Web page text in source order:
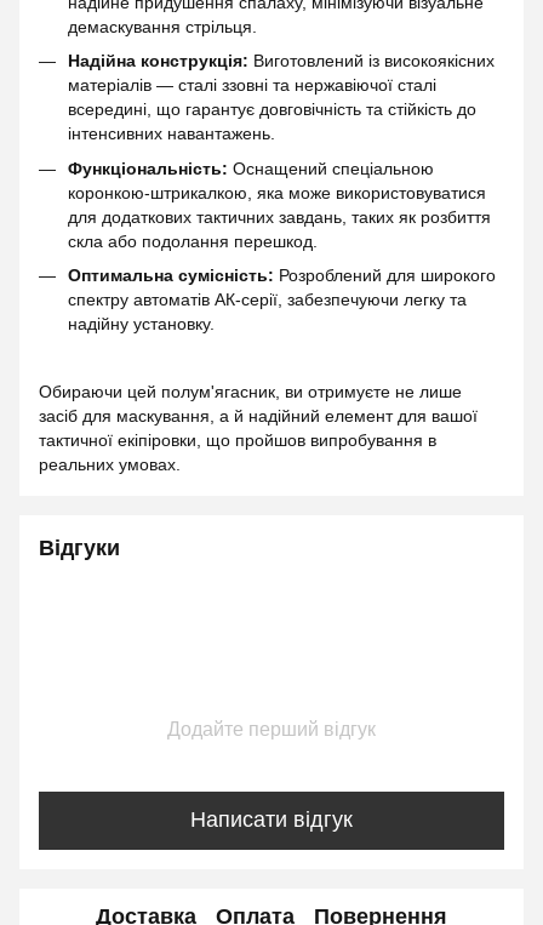
демаскування стрільця.
Надійна конструкція: Виготовлений із високоякісних
матеріалів — сталі ззовні та нержавіючої сталі
всередині, що гарантує довговічність та стійкість до
інтенсивних навантажень.
Функціональність: Оснащений спеціальною
коронкою-штрикалкою, яка може використовуватися
для додаткових тактичних завдань, таких як розбиття
скла або подолання перешкод.
Оптимальна сумісність: Розроблений для широкого
спектру автоматів АК-серії, забезпечуючи легку та
надійну установку.
Обираючи цей полум'ягасник, ви отримуєте не лише
засіб для маскування, а й надійний елемент для вашої
тактичної екіпіровки, що пройшов випробування в
реальних умовах.
Відгуки
Додайте перший відгук
Написати відгук
Доставка Оплата Повернення